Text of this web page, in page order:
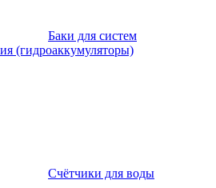
Баки для систем
(гидроаккумуляторы)
Счётчики для воды